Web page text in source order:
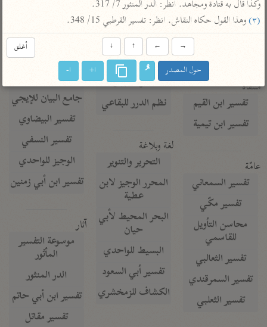
جمع الأقوال
تفسير ابن الجوزي
تفسير الماوردي
منتقاة
تفسير ابن القيم
تفسير ابن تيمية
عامّة
تفسير السمعاني
تفسير مكّي
محاسن التأويل
للقاسمي
تفسير الثعالبي
تفسير السمرقندي
تفسير الثعلبي
تفسير الرازي
أخرى
أضواء البيان
نظم الدرر للبقاعي
لغة وبلاغة
التحرير والتنوير
المحرر الوجيز لابن
عطية
البحر المحيط لأبي
حيان
البسيط للواحدي
تفسير أبي السعود
الكشاف للزمخشري
تفسير ابن عثيمين
مركَّزة العبارة
تفسير الجلالين
جامع البيان للإيجي
تفسير البيضاوي
تفسير النسفي
الوجيز للواحدي
تفسير ابن أبي زمنين
آثار
موسوعة التفسير
المأثور
الدر المنثور
تفسير ابن أبي حاتم
تفسير مقاتل
وكذا قال به قتادة ومجاهد. انظر: الدر المنثور 7/ 317.
(٣)
وهذا القول حكاه النقاش. انظر: تفسير القرطبي 15/ 348.
أغلق →
←
↑
↓
حول المصدر ا+ ا-